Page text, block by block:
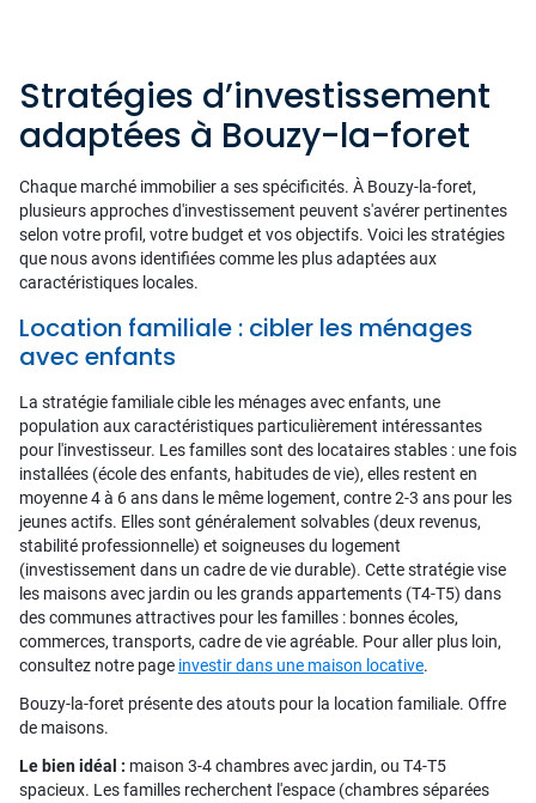
Stratégies d’investissement
adaptées à Bouzy-la-foret
Chaque marché immobilier a ses spécificités. À Bouzy-la-foret,
plusieurs approches d'investissement peuvent s'avérer pertinentes
selon votre profil, votre budget et vos objectifs. Voici les stratégies
que nous avons identifiées comme les plus adaptées aux
caractéristiques locales.
Location familiale : cibler les ménages
avec enfants
La stratégie familiale cible les ménages avec enfants, une
population aux caractéristiques particulièrement intéressantes
pour l'investisseur. Les familles sont des locataires stables : une fois
installées (école des enfants, habitudes de vie), elles restent en
moyenne 4 à 6 ans dans le même logement, contre 2-3 ans pour les
jeunes actifs. Elles sont généralement solvables (deux revenus,
stabilité professionnelle) et soigneuses du logement
(investissement dans un cadre de vie durable). Cette stratégie vise
les maisons avec jardin ou les grands appartements (T4-T5) dans
des communes attractives pour les familles : bonnes écoles,
commerces, transports, cadre de vie agréable. Pour aller plus loin,
consultez notre page investir dans une maison locative.
Bouzy-la-foret présente des atouts pour la location familiale. Offre
de maisons.
Le bien idéal : maison 3-4 chambres avec jardin, ou T4-T5
spacieux. Les familles recherchent l'espace (chambres séparées